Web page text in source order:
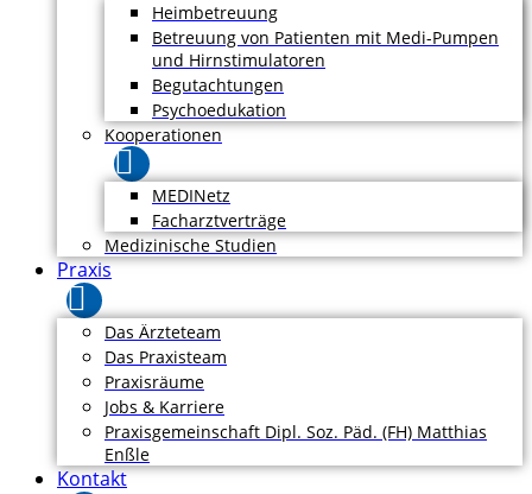
Heimbetreuung
Betreuung von Patienten mit Medi-Pumpen
und Hirnstimulatoren
Begutachtungen
Psychoedukation
Kooperationen
MEDINetz
Facharztverträge
Medizinische Studien
Praxis
Das Ärzteteam
Das Praxisteam
Praxisräume
Jobs & Karriere
Praxisgemeinschaft Dipl. Soz. Päd. (FH) Matthias
Enßle
Kontakt